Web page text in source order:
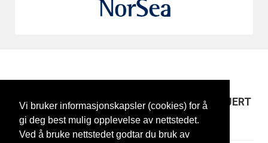
Vi bruker informasjonskapsler (cookies) for å
gi deg best mulig opplevelse av nettstedet.
Ved å bruke nettstedet godtar du bruk av
EN TILSTEDEVÆRENDE, SYNLIG OG ENGASJERT
EIENDOMSUTVIKLER